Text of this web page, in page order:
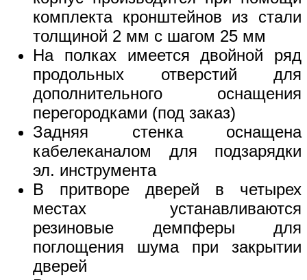
комплекта кронштейнов из стали
толщиной 2 мм с шагом 25 мм
На полках имеется двойной ряд
продольных отверстий для
дополнительного оснащения
перегородками (под заказ)
Задняя стенка оснащена
кабелеканалом для подзарядки
эл. инструмента
В притворе дверей в четырех
местах устанавливаются
резиновые демпферы для
поглощения шума при закрытии
дверей